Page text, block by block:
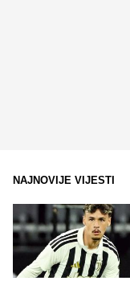
NAJNOVIJE VIJESTI